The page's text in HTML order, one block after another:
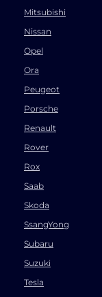
Mitsubishi
Nissan
Opel
Ora
Peugeot
Porsche
Renault
Rover
Rox
Saab
Skoda
SsangYong
Subaru
Suzuki
Tesla